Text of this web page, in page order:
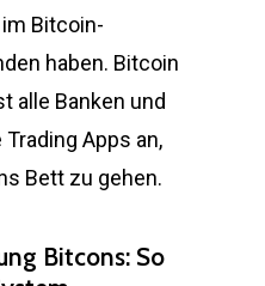
Bitcoin-
haben. Bitcoin
alle Banken und
Apps an,
Bett zu gehen.
Bitcons: So